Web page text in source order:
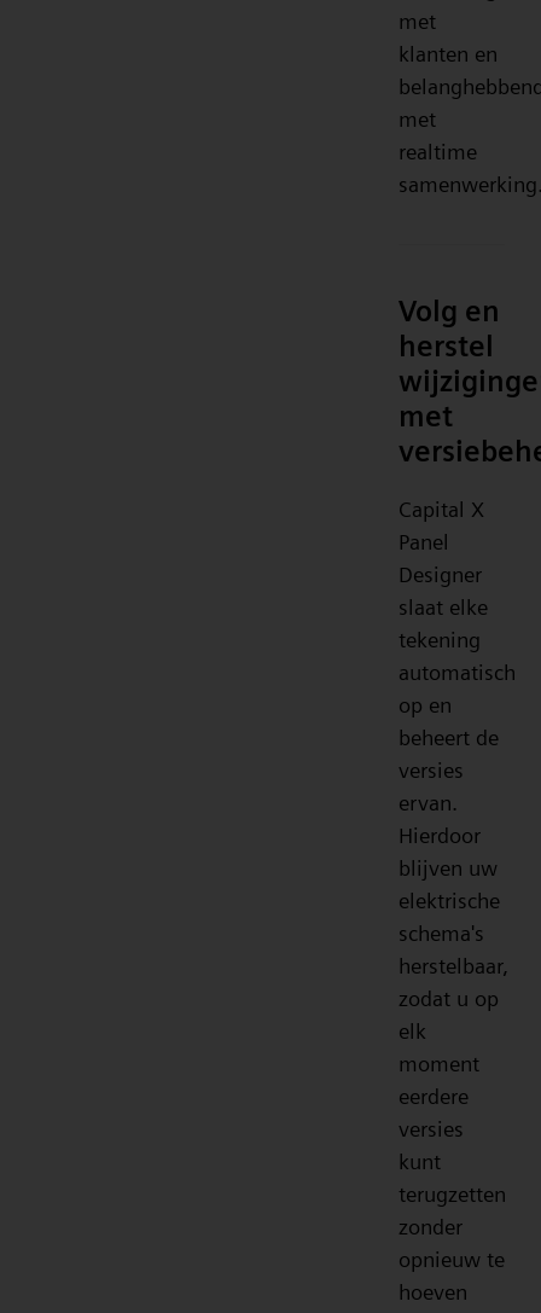
met
klanten en
met
realtime
Volg en
herstel
met
Capital X
Panel
Designer
slaat elke
tekening
automatisch
op en
beheert de
versies
ervan.
Hierdoor
blijven uw
elektrische
schema's
herstelbaar,
zodat u op
elk
moment
eerdere
versies
kunt
terugzetten
zonder
opnieuw te
hoeven